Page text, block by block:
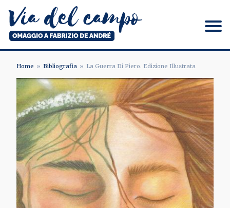
contenuto
principale
Via del campo
BRICIOLE
DI
PANE
Home Bibliografia La Guerra Di Piero. Edizione Illustrata